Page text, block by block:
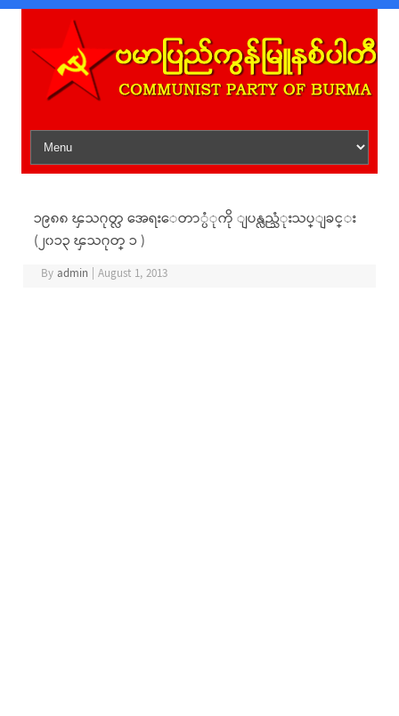
Skip to content
၁၉၈၈ ၾသဂုတ္လ အေရးေတာ္ပံုကို ျပန္လည္သံုးသပ္ျခင္း
(၂၀၁၃ ၾသဂုတ္ ၁ )
Byadmin August 1, 2013